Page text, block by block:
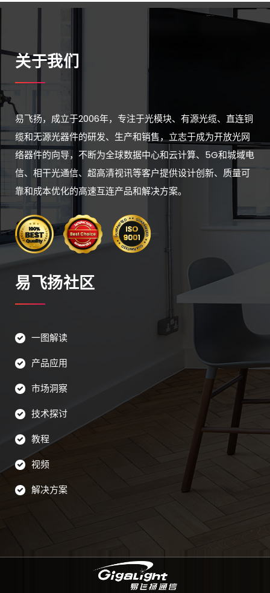
关于我们
易飞扬，成立于2006年，专注于光模块、有源光缆、直连铜
缆和无源光器件的研发、生产和销售，立志于成为开放光网
络器件的向导，不断为全球数据中心和云计算、5G和城域电
信、相干光通信、超高清视讯等客户提供设计创新、质量可
靠和成本优化的高速互连产品和解决方案。
易飞扬社区
一图解读
产品应用
市场洞察
技术探讨
教程
视频
解决方案